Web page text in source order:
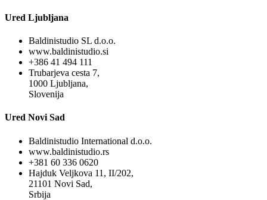
Ured Ljubljana
Baldinistudio SL d.o.o.
www.baldinistudio.si
+386 41 494 111
Trubarjeva cesta 7,
1000 Ljubljana,
Slovenija
Ured Novi Sad
Baldinistudio International d.o.o.
www.baldinistudio.rs
+381 60 336 0620
Hajduk Veljkova 11, II/202,
21101 Novi Sad,
Srbija